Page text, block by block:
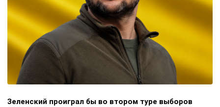
Зеленский проиграл бы во втором туре выборов